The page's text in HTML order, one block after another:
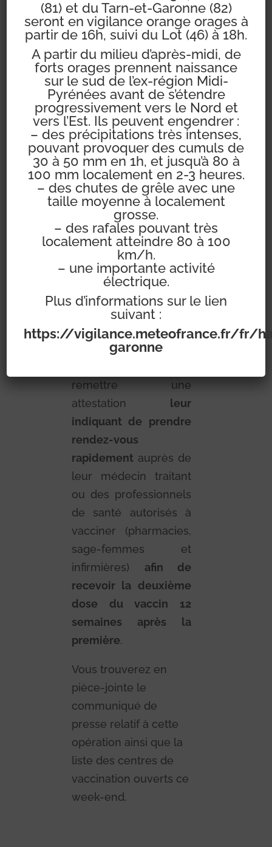
associations des
réservistes du service
de santé des armées.
La prise de rendez-
vous pourra se
faireexclusivement pa
r téléphone en
appelant le0 800 54 19
19:
vendredi 5 mars
2021 jusqu’à 22h00 ;
samedi 6 mars 2021
de 8h00 à 18h00.
Les personnes qui
auront reçu la
première dose du
vaccin durant le week-
end du 6 et 7 mars
remettre une
attestation leur
indiquant de prendre
rendez-vous
rapidement auprès de
leur médecin traitant
ou des professionnels
de santé autorisés à
vacciner (pharmacies,
sage-femmes et
infirmières) afin de
recevoir la deuxième
dose du vaccin 12
semaines après la
première.
Vous trouverez en
pièce-jointe le
communiqué de
presse relatif à cette
opération ainsi que la
liste des centres de
vaccination ouverts ce
week-end.
(81) et du Tarn-et-Garonne (82)
seront en vigilance orange orages à
partir de 16h, suivi du Lot (46) à 18h.
A partir du milieu d’après-midi, de
forts orages prennent naissance
sur le sud de l’ex-région Midi-
Pyrénées avant de s’étendre
progressivement vers le Nord et
vers l’Est. Ils peuvent engendrer :
– des précipitations très intenses,
pouvant provoquer des cumuls de
30 à 50 mm en 1h, et jusqu’à 80 à
100 mm localement en 2-3 heures.
– des chutes de grêle avec une
taille moyenne à localement
grosse.
– des rafales pouvant très
localement atteindre 80 à 100
km/h.
– une importante activité
électrique.
Plus d’informations sur le lien
suivant :
https://vigilance.meteofrance.fr/fr/
garonne